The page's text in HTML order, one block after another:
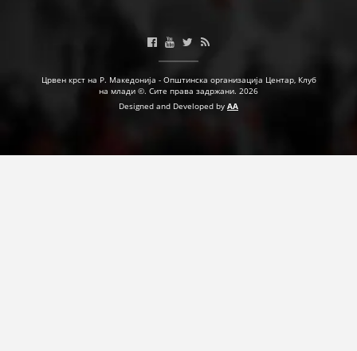
Црвен крст на Р. Македонија - Општинска организација Центар, Клуб
на млади ©. Сите права задржани. 2026
Designed and Developed by AA